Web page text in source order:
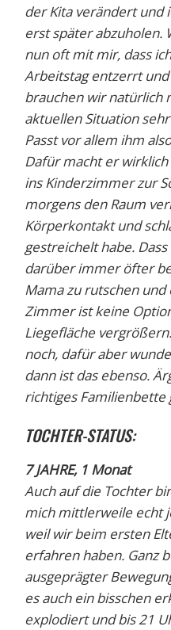
der Kita verändert und
erst später abzuholen.
nun oft mit mir, dass
Arbeitstag entzerrt
brauchen wir natürlich
aktuellen Situation
Passt vor allem ihm
Dafür macht er
ins Kinderzimmer zur
morgens den Raum
Körperkontakt und
gestreichelt habe.
darüber immer öfter
Mama zu rutschen
Zimmer ist keine
Liegefläche
noch, dafür aber
dann ist das ebenso.
richtiges Familienbette
TOCHTER-STATUS:
7 JAHRE, 1 Monat
Auch auf die Tochter
mich mittlerweile echt
weil wir beim ersten
erfahren haben. Ganz
ausgeprägter
es auch ein bisschen
explodiert und bis 21